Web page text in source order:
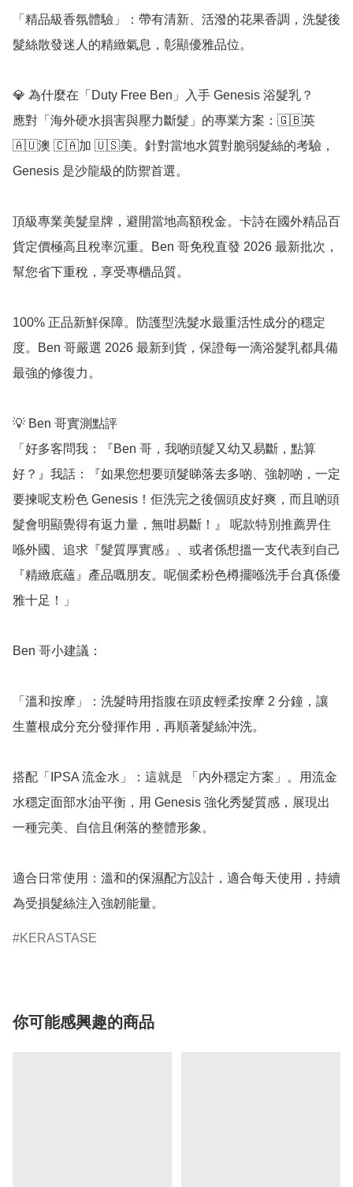
「精品級香氛體驗」：帶有清新、活潑的花果香調，洗髮後
髮絲散發迷人的精緻氣息，彰顯優雅品位。
💎 為什麼在「Duty Free Ben」入手 Genesis 浴髮乳？
應對「海外硬水損害與壓力斷髮」的專業方案：🇬🇧英
🇦🇺澳 🇨🇦加 🇺🇸美。針對當地水質對脆弱髮絲的考驗，
Genesis 是沙龍級的防禦首選。
頂級專業美髮皇牌，避開當地高額稅金。卡詩在國外精品百
貨定價極高且稅率沉重。Ben 哥免稅直發 2026 最新批次，
幫您省下重稅，享受專櫃品質。
100% 正品新鮮保障。防護型洗髮水最重活性成分的穩定
度。Ben 哥嚴選 2026 最新到貨，保證每一滴浴髮乳都具備
最強的修復力。
💡 Ben 哥實測點評
「好多客問我：『Ben 哥，我啲頭髮又幼又易斷，點算
好？』我話：『如果您想要頭髮睇落去多啲、強韌啲，一定
要揀呢支粉色 Genesis！佢洗完之後個頭皮好爽，而且啲頭
髮會明顯覺得有返力量，無咁易斷！』 呢款特別推薦畀住
喺外國、追求『髮質厚實感』、或者係想搵一支代表到自己
『精緻底蘊』產品嘅朋友。呢個柔粉色樽擺喺洗手台真係優
雅十足！」
Ben 哥小建議：
「溫和按摩」：洗髮時用指腹在頭皮輕柔按摩 2 分鐘，讓
生薑根成分充分發揮作用，再順著髮絲沖洗。
搭配「IPSA 流金水」：這就是 「內外穩定方案」。用流金
水穩定面部水油平衡，用 Genesis 強化秀髮質感，展現出
一種完美、自信且俐落的整體形象。
適合日常使用：溫和的保濕配方設計，適合每天使用，持續
為受損髮絲注入強韌能量。
KERASTASE
你可能感興趣的商品